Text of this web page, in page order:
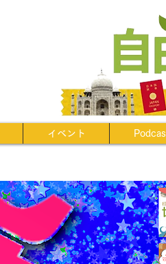
イベント